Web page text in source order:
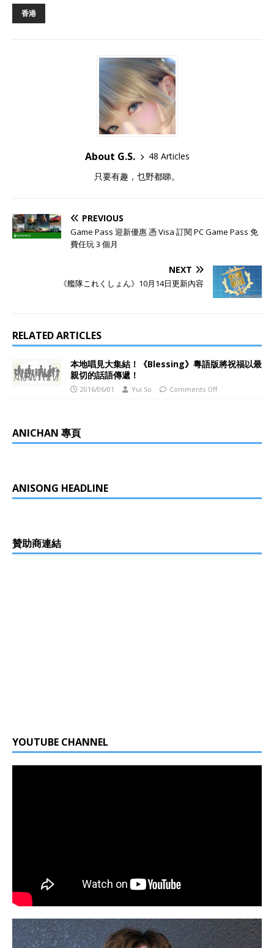
香港
About G.S.
48 Articles
只要有趣，乜野都睇。
PREVIOUS
Game Pass 迎新優惠 憑 Visa 訂閱 PC Game Pass 免
費任玩 3 個月
NEXT
《艦隊これくしょん》10月14日更新內容
RELATED ARTICLES
本地唱見大集結！《Blessing》粵語版將祝福以最
親切的話語傳遞！
2016/06/01 Yui So Comments Off
ANICHAN 專頁
ANISONG HEADLINE
贊助商連結
YOUTUBE CHANNEL